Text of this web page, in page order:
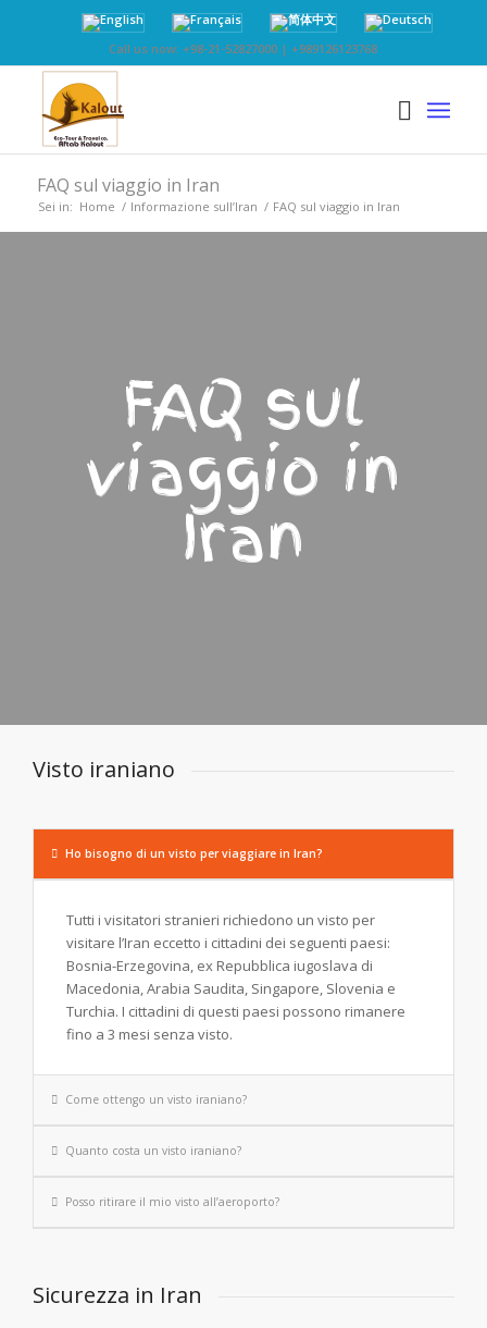
Call us now: +98-21-52827000 | +989126123768
FAQ sul viaggio in Iran
Sei in: Home / Informazione sull’Iran / FAQ sul viaggio in Iran
FAQ sul
viaggio in
Iran
Visto iraniano
Ho bisogno di un visto per viaggiare in Iran?
Tutti i visitatori stranieri richiedono un visto per
visitare l’Iran eccetto i cittadini dei seguenti paesi:
Bosnia-Erzegovina, ex Repubblica iugoslava di
Macedonia, Arabia Saudita, Singapore, Slovenia e
Turchia. I cittadini di questi paesi possono rimanere
fino a 3 mesi senza visto.
Come ottengo un visto iraniano?
Quanto costa un visto iraniano?
Posso ritirare il mio visto all’aeroporto?
Sicurezza in Iran